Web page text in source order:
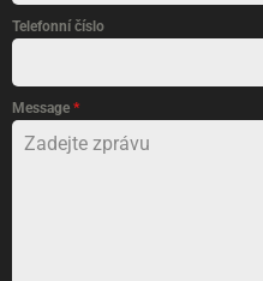
Telefonní číslo
Message *